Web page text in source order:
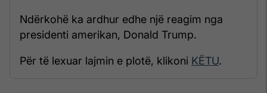
Ndërkohë ka ardhur edhe një reagim nga
presidenti amerikan, Donald Trump.
Për të lexuar lajmin e plotë, klikoni KËTU.